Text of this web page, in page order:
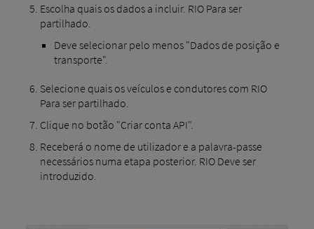
Escolha quais os dados a incluir. RIO Para ser
partilhado.
Deve selecionar pelo menos "Dados de posição e
transporte".
Selecione quais os veículos e condutores com RIO
Para ser partilhado.
Clique no botão "Criar conta API".
Receberá o nome de utilizador e a palavra-passe
necessários numa etapa posterior. RIO Deve ser
introduzido.